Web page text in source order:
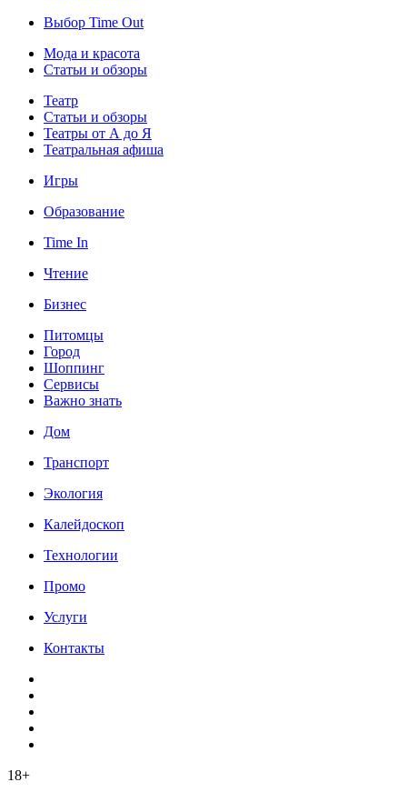
Выбор Time Out
Мода и красота
Статьи и обзоры
Театр
Статьи и обзоры
Театры от А до Я
Театральная афиша
Игры
Образование
Time In
Чтение
Бизнес
Питомцы
Город
Шоппинг
Сервисы
Важно знать
Дом
Транспорт
Экология
Калейдоскоп
Технологии
Промо
Услуги
Контакты
18+